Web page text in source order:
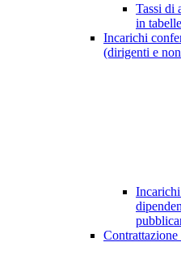
Tassi di
in
Incarichi
(dirigenti e